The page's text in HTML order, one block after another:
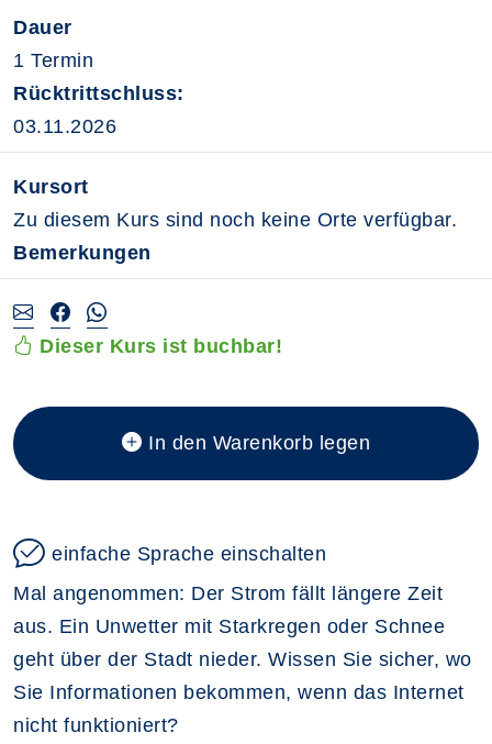
Dauer
1 Termin
Rücktrittschluss:
03.11.2026
Kursort
Zu diesem Kurs sind noch keine Orte verfügbar.
Bemerkungen
Dieser Kurs ist buchbar!
In den Warenkorb legen
einfache Sprache einschalten
Mal angenommen: Der Strom fällt längere Zeit
aus. Ein Unwetter mit Starkregen oder Schnee
geht über der Stadt nieder. Wissen Sie sicher, wo
Sie Informationen bekommen, wenn das Internet
nicht funktioniert?